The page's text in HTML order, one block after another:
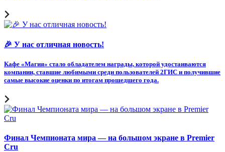
🎉 У нас отличная новость!
Кафе «Магия» стало обладателем награды, которой удостаиваются
компании, ставшие любимыми среди пользователей 2ГИС и получившие
самые высокие оценки по итогам прошедшего года.
Финал Чемпионата мира — на большом экране в Premier
Cru